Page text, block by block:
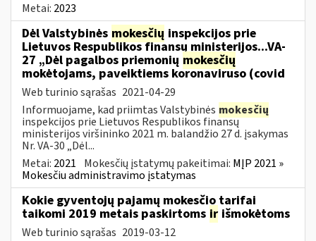
Metai: 2023
Dėl Valstybinės mokesčių inspekcijos prie
Lietuvos Respublikos finansų ministerijos...VA-
27 „Dėl pagalbos priemonių mokesčių
mokėtojams, paveiktiems koronaviruso (covid
Web turinio sąrašas 2021-04-29
Informuojame, kad priimtas Valstybinės mokesčių
inspekcijos prie Lietuvos Respublikos finansų
ministerijos viršininko 2021 m. balandžio 27 d. įsakymas
Nr. VA-30 „Dėl...
Metai: 2021 Mokesčių įstatymų pakeitimai: MĮP 2021 »
Mokesčiu administravimo įstatymas
Kokie gyventojų pajamų mokesčio tarifai
taikomi 2019 metais paskirtoms ir išmokėtoms
Web turinio sąrašas 2019-03-12